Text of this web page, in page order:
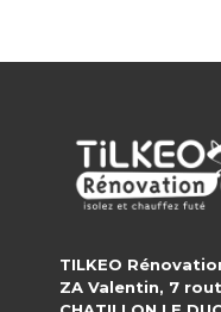
TILKEO
ZA Valentin, 7